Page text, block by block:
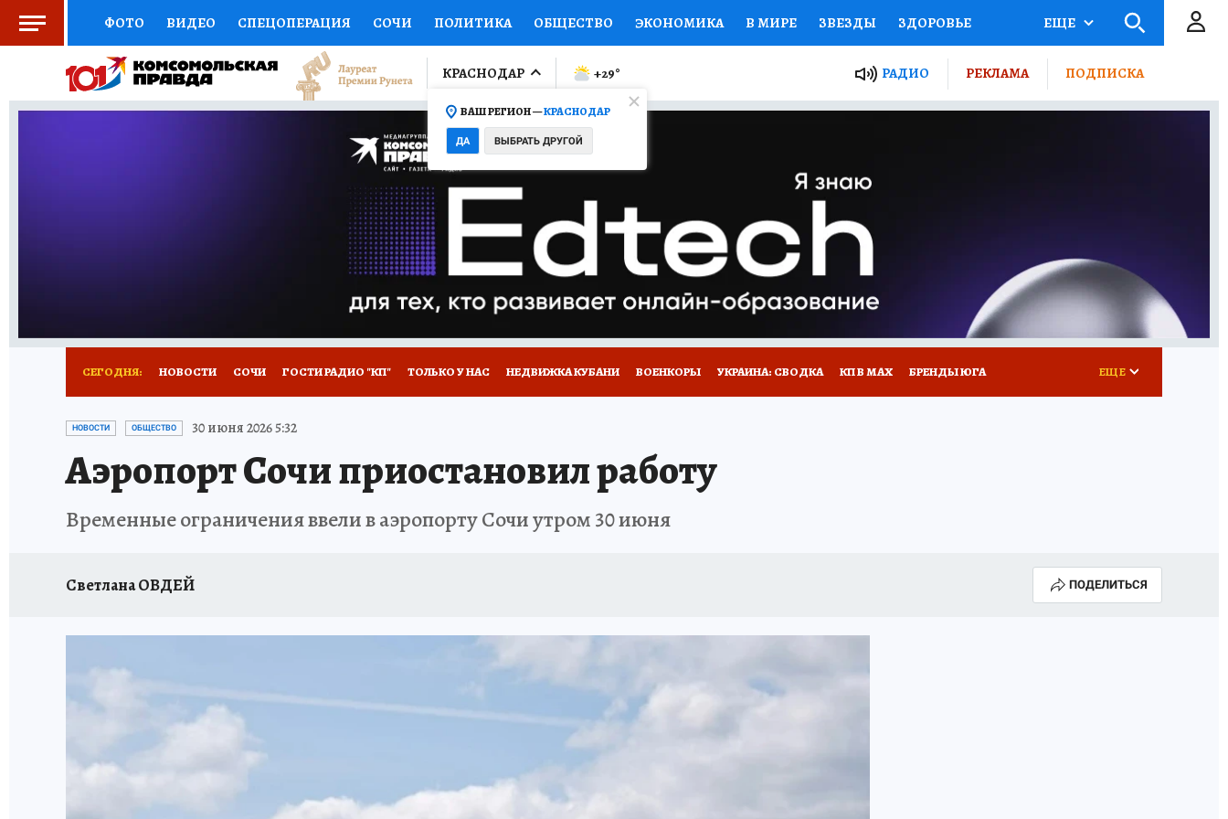
ФОТО ВИДЕО СПЕЦОПЕРАЦИЯ СОЧИ ПОЛИТИКА ОБЩЕСТВО ЭКОНОМИКА В МИРЕ ЗВЕЗДЫ ЗДОРОВЬЕ
СОЦПОДДЕРЖКА НАУКА СПОРТ КОЛУМНИСТЫ ПРОИСШЕСТВИЯ НАЦИОНАЛЬНЫЕ ПРОЕКТЫ РОССИИ
ВЫБОР ЭКСПЕРТОВ ДОКТОР ФИНАНСЫ ОТКРЫВАЕМ МИР Я ЗНАЮ СЕМЬЯ ЖЕНСКИЕ СЕКРЕТЫ ПУТЕВОДИТЕЛЬ
ПРОГНОЗЫ НА СПОРТ ПРОМОКОДЫ СЕРИАЛЫ
ТЕЛЕВИЗОР КОЛЛЕКЦИИ КОНКУРСЫ ГИД ПОТРЕБИТЕЛЯ
НОВОЕ НА САЙТЕ
ЕЩЕ
КРАСНОДАР
ВАШ РЕГИОН —КРАСНОДАР
ДА ВЫБРАТЬ ДРУГОЙ
+29° РАДИО РЕКЛАМА ПОДПИСКА
СЕГОДНЯ: НОВОСТИ СОЧИ ГОСТИ РАДИО "КП" ТОЛЬКО У НАС НЕДВИЖКА КУБАНИ ВОЕНКОРЫ УКРАИНА: СВОДКА КП В МАХ БРЕНДЫ ЮГА
ОТДЫХ В РОССИИ ЗДОРОВЬЕ КУБАНИ
ЕЩЕ
НОВОСТИ ОБЩЕСТВО 30 июня 2026 5:32
Аэропорт Сочи приостановил работу
Временные ограничения ввели в аэропорту Сочи утром 30 июня
Светлана ОВДЕЙ ПОДЕЛИТЬСЯ